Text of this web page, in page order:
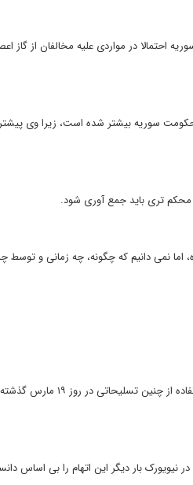
احتمالا در مواردی علیه مخالفان از گاز
حکومت سوریه بیشتر شده است، زیرا وی
محکم تری باید جمع آوری شود.
نمی دانیم که چگونه، چه زمانی و
سوریه هرگونه استفاده از سلاح های شیمیایی را
بار دیگر این اتهام را بی اساس